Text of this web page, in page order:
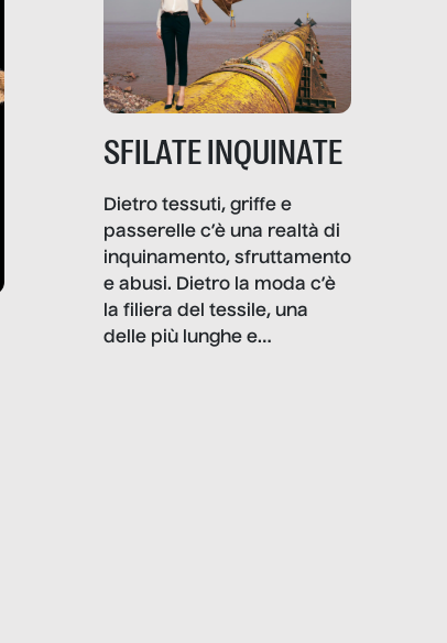
SFILATE INQUINATE
Dietro tessuti, griffe e
passerelle c’è una realtà di
inquinamento, sfruttamento
e abusi. Dietro la moda c’è
la filiera del tessile, una
delle più lunghe e